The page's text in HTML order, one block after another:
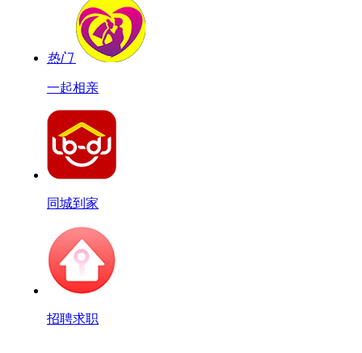
热门
一起相亲
同城到家
招聘求职